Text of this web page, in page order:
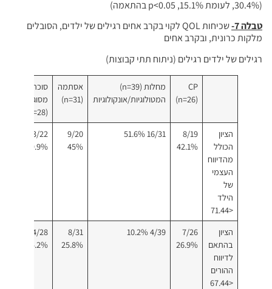
(30.4%, לעומת 15.1%, p<0.05 בהתאמה)
טבלה 7-
שכיחות QOL לקוי בקרב אחים רגילים של ילדים, הסובלים
מלקות כרונית, ובקרב אחים
רגילים של ילדים רגילים (ניתוח תתי קבוצות)
CP
(n=26)
מחלות (n=39)
המטולוגיות/אונקולוגיות
אסתמה
(n=31)
סוכרת
(n=28)
הציון
הכולל
מהדיווח
העצמי
של
הילד
<71.44
8/19
42.1%
16/31 51.6%
9/20
45%
3/22
9.9%
הציון
בהתאם
לדיווח
ההורים
<67.44
7/26
26.9%
4/39 10.2%
8/31
25.8%
4/28
14.2%